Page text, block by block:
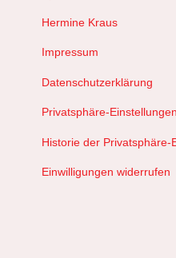
Hermine Kraus
Impressum
Datenschutzerklärung
Privatsphäre-
Historie der Privatsphäre-
Einwilligungen widerrufen